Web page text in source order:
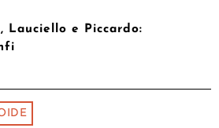
Lauciello e Piccardo: